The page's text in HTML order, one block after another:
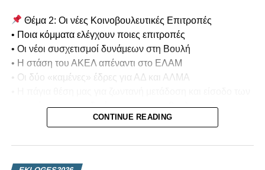
Θέμα 2: Οι νέες Κοινοβουλευτικές Επιτροπές
• Ποια κόμματα ελέγχουν ποιες επιτροπές
• Οι νέοι συσχετισμοί δυνάμεων στη Βουλή
• Η στάση του ΑΚΕΛ απέναντι στο ΕΛΑΜ
• Οι δύο «καμένες» έδρες για ΑΔ και ΑΛΜΑ
καμερών στις συνεδριάσεις των κοινοβουλευτικών
Θέμα 3: Προεδρικές Εκλογές 2028
CONTINUE READING